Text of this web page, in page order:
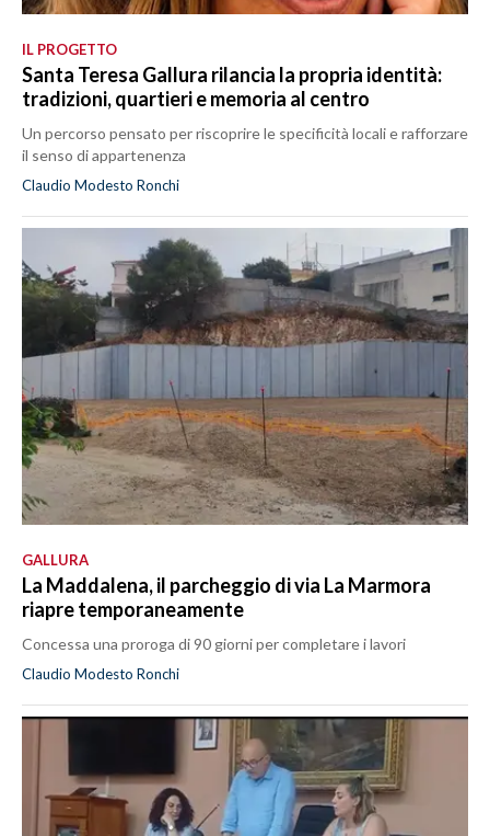
IL PROGETTO
Santa Teresa Gallura rilancia la propria identità:
tradizioni, quartieri e memoria al centro
Un percorso pensato per riscoprire le specificità locali e rafforzare
il senso di appartenenza
Claudio Modesto Ronchi
GALLURA
La Maddalena, il parcheggio di via La Marmora
riapre temporaneamente
Concessa una proroga di 90 giorni per completare i lavori
Claudio Modesto Ronchi